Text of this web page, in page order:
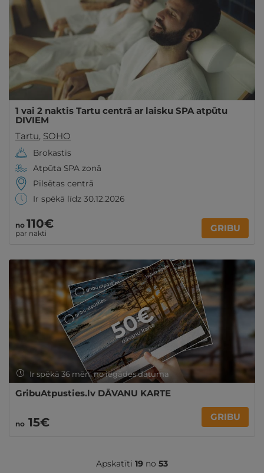
1 vai 2 naktis Tartu centrā ar laisku SPA atpūtu
DIVIEM
Tartu, SOHO
Brokastis
Atpūta SPA zonā
Pilsētas centrā
Ir spēkā līdz 30.12.2026
no 110€
par nakti GRIBU
Ir spēkā 36 mēn. no iegādes datuma
GribuAtpusties.lv DĀVANU KARTE
no 15€ GRIBU
Apskatīti 19 no 53